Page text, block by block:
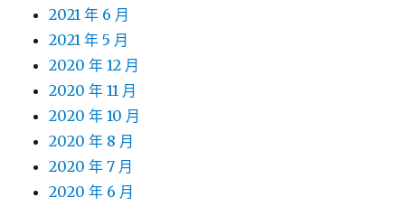
2021 年 6 月
2021 年 5 月
2020 年 12 月
2020 年 11 月
2020 年 10 月
2020 年 8 月
2020 年 7 月
2020 年 6 月